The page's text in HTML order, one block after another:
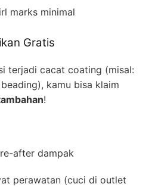
marks minimal
Gratis
terjadi cacat coating (misal:
kamu bisa klaim
!
after dampak
perawatan (cuci di outlet